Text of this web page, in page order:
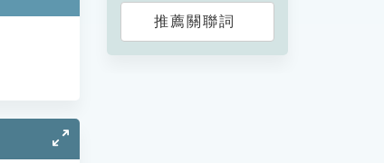
推薦關聯詞